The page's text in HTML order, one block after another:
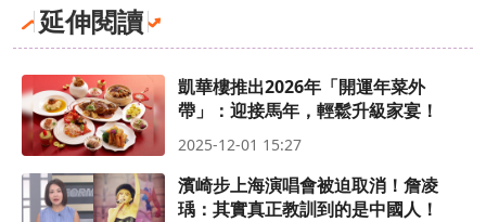
延伸閱讀
凱華樓推出2026年「開運年菜外
帶」：迎接馬年，輕鬆升級家宴！
2025-12-01 15:27
濱崎步上海演唱會被迫取消！詹凌
瑀：其實真正教訓到的是中國人！